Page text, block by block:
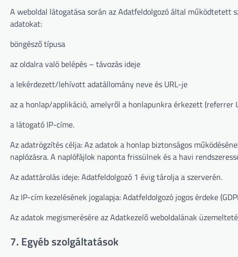
A weboldal látogatása során az Adatfeldolgozó által
adatokat:
böngésző típusa
az oldalra való belépés – távozás ideje
a lekérdezett/lehívott adatállomány neve és URL-je
az a honlap/applikáció, amelyről a honlapunkra érkezett (referrer
a látogató IP-címe.
Az adatrögzítés célja: Az adatok a honlap biztonságos
naplózásra. A naplófájlok naponta frissülnek és a havi
Az adattárolás ideje: Adatfeldolgozó 1 évig tárolja a szerverén.
Az IP-cím kezelésének jogalapja: Adatfeldolgozó jogos érdeke
Az adatok megismerésére az Adatkezelő weboldalának
7. Egyéb szolgáltatások